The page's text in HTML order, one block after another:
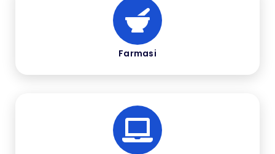
Farmasi